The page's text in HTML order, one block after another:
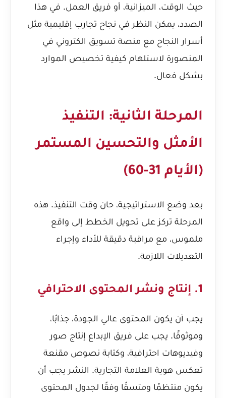
حيث الوقت، الميزانية، أو فريق العمل. في هذا
الصدد، يمكن النظر في نجاح تجارب إقليمية مثل
أسرار النجاح مع منصة تسويق الكتروني في
المنصورة لاستلهام كيفية تخصيص الموارد
بشكل فعال.
المرحلة الثانية: التنفيذ
الأمثل والتحسين المستمر
(الأيام 31-60)
بعد وضع الاستراتيجية، حان وقت التنفيذ. هذه
المرحلة تركز على تحويل الخطط إلى واقع
ملموس، مع مراقبة دقيقة للأداء وإجراء
التعديلات اللازمة.
1. إنتاج ونشر المحتوى الاحترافي
يجب أن يكون المحتوى عالي الجودة، جذابًا،
وموثوقًا. يجب على فريق الإبداع إنتاج صور
وفيديوهات احترافية، وكتابة نصوص مقنعة
تعكس هوية العلامة التجارية. النشر يجب أن
يكون منتظمًا ومتسقًا وفقًا لجدول المحتوى